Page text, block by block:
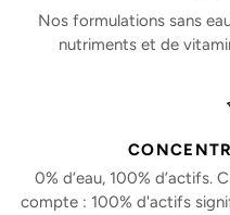
Nos formulations sans
nutriments et de
0% d’eau, 100% d’actifs.
compte : 100% d'actifs